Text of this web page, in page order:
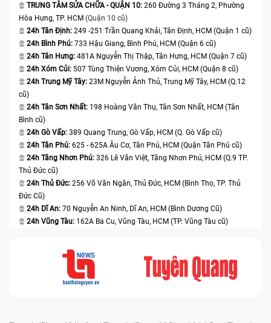
TRUNG TÂM SỬA CHỮA - QUẬN 10: 260 Đường 3 Tháng 2, Phường
Hòa Hưng, TP. HCM (Quận 10 cũ)
24h Tân Định: 249 -251 Trần Quang Khải, Tân Định, HCM (Quận 1 cũ)
24h Bình Phú: 733 Hậu Giang, Bình Phú, HCM (Quận 6 cũ)
24h Tân Hưng: 481A Nguyễn Thị Thập, Tân Hưng, HCM (Quận 7 cũ)
24h Xóm Củi: 507 Tùng Thiện Vương, Xóm Củi, HCM (Quận 8 cũ)
24h Trung Mỹ Tây: 23M Nguyễn Ảnh Thủ, Trung Mỹ Tây, HCM (Q.12
cũ)
24h Tân Sơn Nhất: 198 Hoàng Văn Thụ, Tân Sơn Nhất, HCM (Tân
Bình cũ)
24h Gò Vấp: 389 Quang Trung, Gò Vấp, HCM (Q. Gò Vấp cũ)
24h Tân Phú: 625 - 625A Âu Cơ, Tân Phú, HCM (Quận Tân Phú cũ)
24h Tăng Nhơn Phú: 326 Lê Văn Việt, Tăng Nhơn Phú, HCM (Q.9 TP.
Thủ Đức cũ)
24h Thủ Đức: 256 Võ Văn Ngân, Thủ Đức, HCM (Bình Thọ, TP. Thủ
Đức Cũ)
24h Dĩ An: 70 Nguyễn An Ninh, Dĩ An, HCM (Bình Dương Cũ)
24h Vũng Tàu: 162A Ba Cu, Vũng Tàu, HCM (TP. Vũng Tàu cũ)